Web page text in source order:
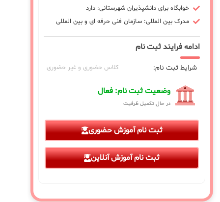
خوابگاه برای دانشپذیران شهرستانی: دارد
مدرک بین المللی: سازمان فنی حرفه ای و بین المللی
ادامه فرایند ثبت نام
شرایط ثبت نام: کلاس حضوری و غیر حضوری
وضعیت ثبت نام: فعال
در حال تکمیل ظرفیت
ثبت نام آموزش حضوری
ثبت نام آموزش آنلاین